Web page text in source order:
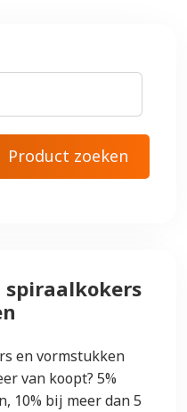
en vormstukken
van koopt? 5%
10% bij meer dan 5